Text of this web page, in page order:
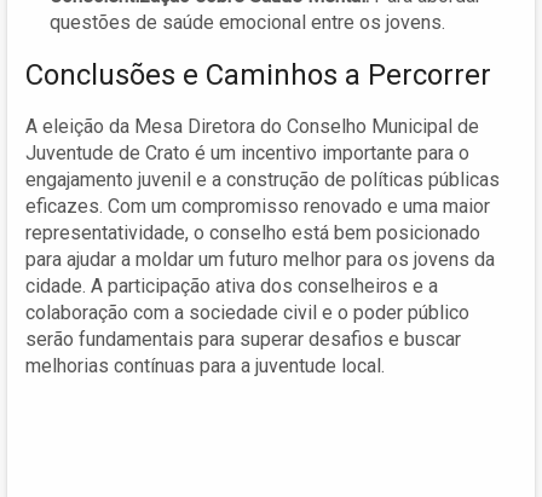
questões de saúde emocional entre os jovens.
Conclusões e Caminhos a Percorrer
A eleição da Mesa Diretora do Conselho Municipal de
Juventude de Crato é um incentivo importante para o
engajamento juvenil e a construção de políticas públicas
eficazes. Com um compromisso renovado e uma maior
representatividade, o conselho está bem posicionado
para ajudar a moldar um futuro melhor para os jovens da
cidade. A participação ativa dos conselheiros e a
colaboração com a sociedade civil e o poder público
serão fundamentais para superar desafios e buscar
melhorias contínuas para a juventude local.